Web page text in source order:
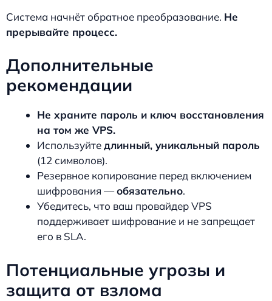
Система начнёт обратное преобразование. Не
прерывайте процесс.
Дополнительные
рекомендации
Не храните пароль и ключ восстановления
на том же VPS.
Используйтедлинный, уникальный пароль
(12 символов).
Резервное копирование перед включением
шифрования —обязательно.
Убедитесь, что ваш провайдер VPS
поддерживает шифрование и не запрещает
его в SLA.
Потенциальные угрозы и
защита от взлома